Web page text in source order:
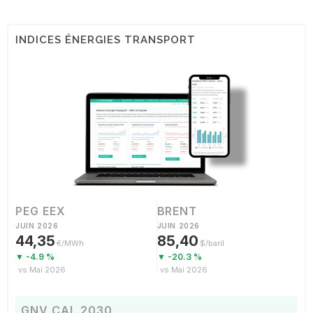
INDICES ÉNERGIES TRANSPORT
PEG EEX
JUIN 2026
44,35 €/MWh
▼ -4.9 %
vs Mai 2026
BRENT
JUIN 2026
85,40 $/baril
▼ -20.3 %
vs Mai 2026
GNV CAL 2030